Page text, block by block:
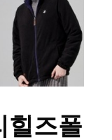
힐즈폴